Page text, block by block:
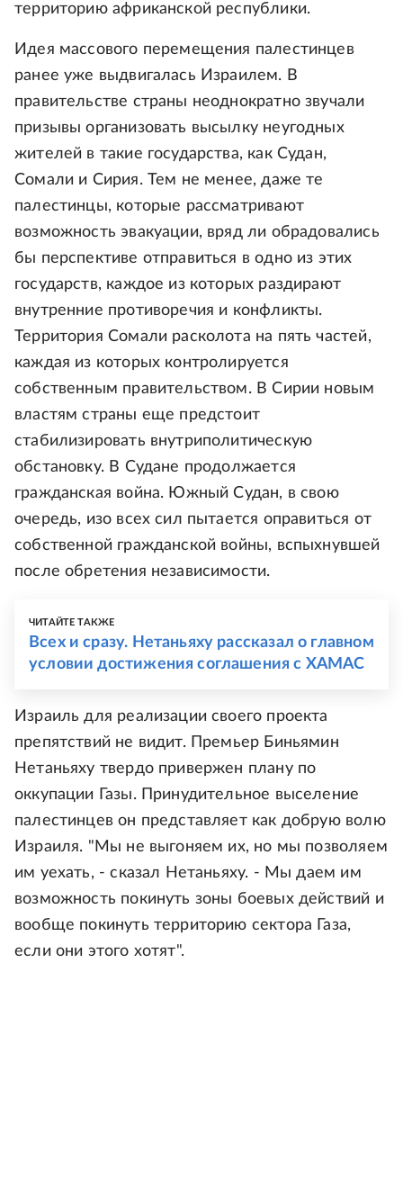
территорию африканской республики.
Идея массового перемещения палестинцев
ранее уже выдвигалась Израилем. В
правительстве страны неоднократно звучали
призывы организовать высылку неугодных
жителей в такие государства, как Судан,
Сомали и Сирия. Тем не менее, даже те
палестинцы, которые рассматривают
возможность эвакуации, вряд ли обрадовались
бы перспективе отправиться в одно из этих
государств, каждое из которых раздирают
внутренние противоречия и конфликты.
Территория Сомали расколота на пять частей,
каждая из которых контролируется
собственным правительством. В Сирии новым
властям страны еще предстоит
стабилизировать внутриполитическую
обстановку. В Судане продолжается
гражданская война. Южный Судан, в свою
очередь, изо всех сил пытается оправиться от
собственной гражданской войны, вспыхнувшей
после обретения независимости.
ЧИТАЙТЕ ТАКЖЕ
Всех и сразу. Нетаньяху рассказал о главном
условии достижения соглашения с ХАМАС
Израиль для реализации своего проекта
препятствий не видит. Премьер Биньямин
Нетаньяху твердо привержен плану по
оккупации Газы. Принудительное выселение
палестинцев он представляет как добрую волю
Израиля. "Мы не выгоняем их, но мы позволяем
им уехать, - сказал Нетаньяху. - Мы даем им
возможность покинуть зоны боевых действий и
вообще покинуть территорию сектора Газа,
если они этого хотят".